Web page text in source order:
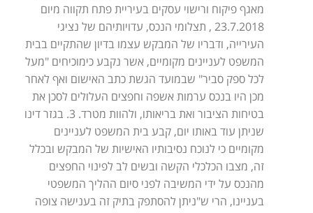
מאגף פיקוח ורישוי עסקים בעיריית פתח תקווה מיום
23.7.2018 , תצלומי הנכס, עדויותיהם של נציגי
העירייה, ודבריו של המבקש עצמו בדיון שהתקיים בבית
המשפט לעניינים מקומיים, אשר נקבע כימוכיחים "מעל
לכל ספק סביר" שבמועד הגשת כתב האישום ואף לאחר
מכן היו בנכס ערמות אשפה וחפצים העלולים לסכן את
בטיחות הציבור ואת בריאותו, ולהוות מטרד. 3. בגזר דינו
שניתן עוד באותו יום, קבע בית המשפט לעניינים
מקומיים כי לנוכח נסיבותיו האישיות של המבקש ובכלל
זה, מצבו הכלכלי הקשה ובשים לב לפינוי החפצים
מהנכס על ידי המשיבה לפני סיום ההליך המשפטי
בעניינו, הרי ש"ניתן להסתפק בתיק זה בענישה צופה